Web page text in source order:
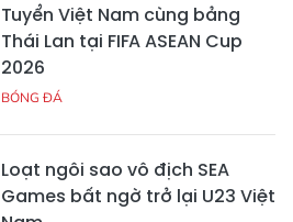
Tuyển Việt Nam cùng bảng
Thái Lan tại FIFA ASEAN Cup
2026
BÓNG ĐÁ
Loạt ngôi sao vô địch SEA
Games bất ngờ trở lại U23 Việt